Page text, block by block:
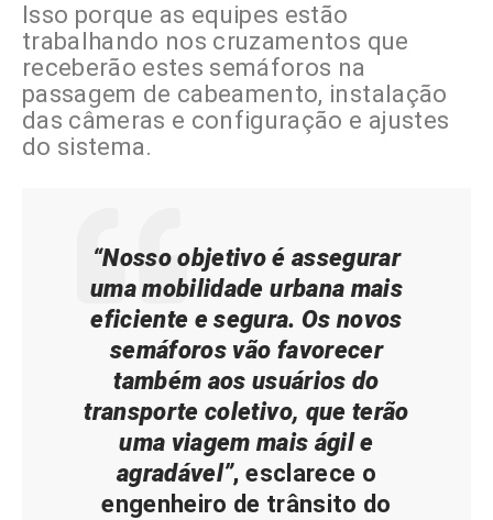
Isso porque as equipes estão
trabalhando nos cruzamentos que
receberão estes semáforos na
passagem de cabeamento, instalação
das câmeras e configuração e ajustes
do sistema.
“Nosso objetivo é assegurar
uma mobilidade urbana mais
eficiente e segura. Os novos
semáforos vão favorecer
também aos usuários do
transporte coletivo, que terão
uma viagem mais ágil e
agradável”, esclarece o
engenheiro de trânsito do